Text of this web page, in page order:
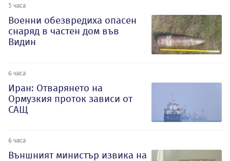
5 часа
Военни обезвредиха опасен
снаряд в частен дом във
Видин
6 часа
Иран: Отварянето на
Ормузкия проток зависи от
САЩ
6 часа
Външният министър извика на